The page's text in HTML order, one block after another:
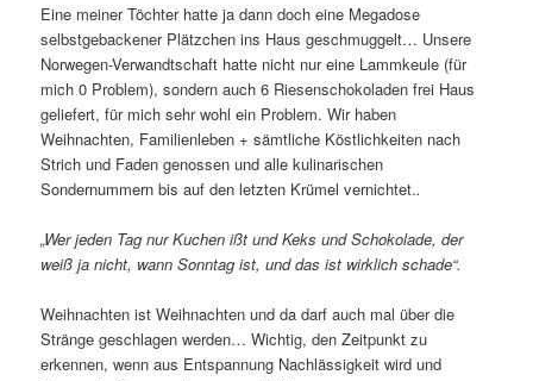
Eine meiner Töchter hatte ja dann doch eine Megadose
selbstgebackener Plätzchen ins Haus geschmuggelt… Unsere
Norwegen-Verwandtschaft hatte nicht nur eine Lammkeule (für
mich 0 Problem), sondern auch 6 Riesenschokoladen frei Haus
geliefert, für mich sehr wohl ein Problem. Wir haben
Weihnachten, Familienleben + sämtliche Köstlichkeiten nach
Strich und Faden genossen und alle kulinarischen
Sondernummern bis auf den letzten Krümel vernichtet..
„Wer jeden Tag nur Kuchen ißt und Keks und Schokolade, der
weiß ja nicht, wann Sonntag ist, und das ist wirklich schade“.
Weihnachten ist Weihnachten und da darf auch mal über die
Stränge geschlagen werden… Wichtig, den Zeitpunkt zu
erkennen, wenn aus Entspannung Nachlässigkeit wird und